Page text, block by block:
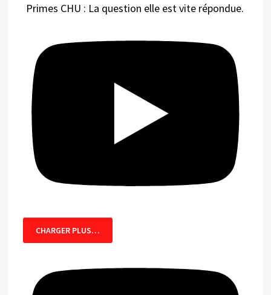
Primes CHU : La question elle est vite répondue.
CHARGER PLUS…